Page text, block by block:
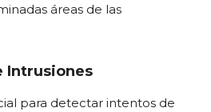
áreas de las
Intrusiones
para detectar intentos de